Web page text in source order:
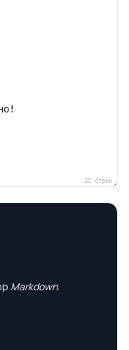
21 строк
Markdown.